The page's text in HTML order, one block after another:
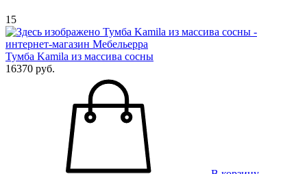
15
Тумба Kamila из массива сосны
16370 руб.